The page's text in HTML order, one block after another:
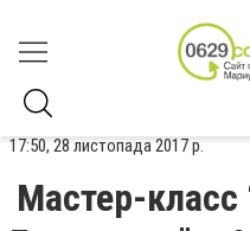
17:50, 28 листопада 2017 р.
Мастер-